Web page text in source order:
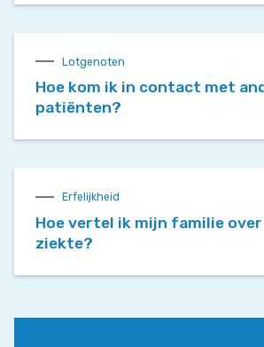
Lotgenoten
Hoe kom ik in contact met
patiënten?
Erfelijkheid
Hoe vertel ik mijn familie
ziekte?